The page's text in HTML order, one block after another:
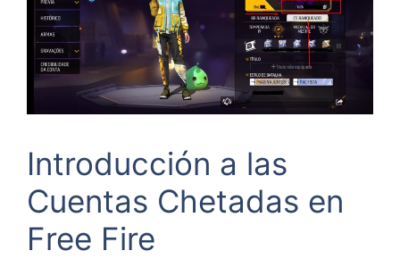
Introducción a las
Cuentas Chetadas en
Free Fire